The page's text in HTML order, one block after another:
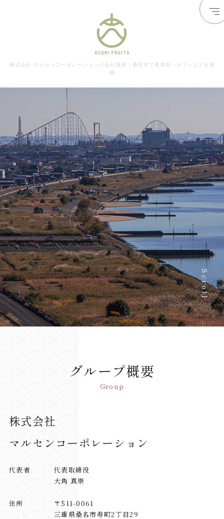
株式会社 マルセンコーポレーションの会社概要｜桑名市で青果卸・カフェなどを展
Scroll
グループ概要
Group
株式会社
マルセンコーポレーション
代表者
代表取締役
大角 真崇
住所
〒511-0061
三重県桑名市寿町2丁目29